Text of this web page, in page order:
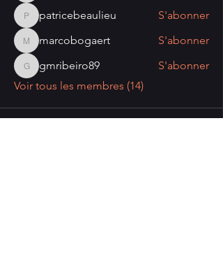
patricebeaulieu
patricebeaulieu S'abonner
marcobogaert
marcobogaert S'abonner
gmribeiro89
gmribeiro89
S'abonner
Voir tous les membres (14)